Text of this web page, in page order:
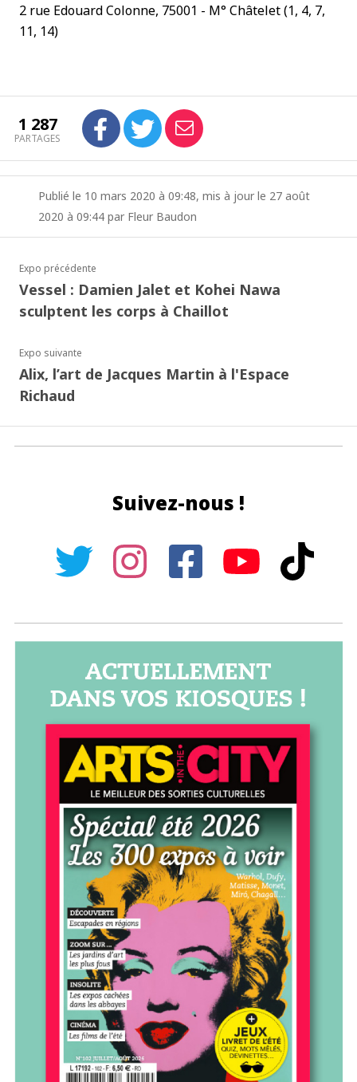
2 rue Edouard Colonne, 75001 - M° Châtelet (1, 4, 7,
11, 14)
1 287
PARTAGES
Publié le 10 mars 2020 à 09:48, mis à jour le 27 août
2020 à 09:44 par Fleur Baudon
Expo précédente
Vessel : Damien Jalet et Kohei Nawa
sculptent les corps à Chaillot
Expo suivante
Alix, l’art de Jacques Martin à l'Espace
Richaud
Suivez-nous !